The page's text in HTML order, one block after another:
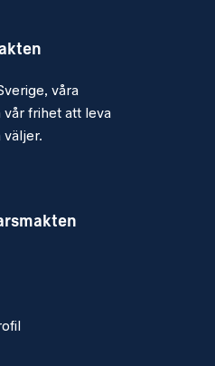
Vid nyanställning
rörande
olika projekt vad det
våra
vår frihet att leva
väljer.